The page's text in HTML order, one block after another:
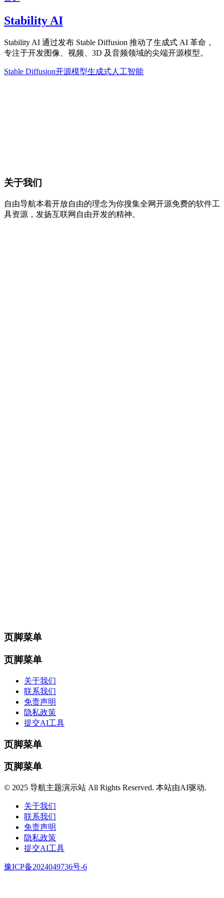
Stability AI
Stability AI 通过发布 Stable Diffusion 推动了生成式 AI 革命，
专注于开发图像、视频、3D 及音频领域的尖端开源模型。
Stable Diffusion开源模型生成式人工智能
关于我们
自由导航本着开放自由的理念为你搜集全网开源免费的软件工
具资源，发扬互联网自由开发的精神。
页脚菜单
页脚菜单
关于我们
联系我们
免责声明
隐私政策
提交AI工具
页脚菜单
页脚菜单
© 2025 导航主题演示站 All Rights Reserved. 本站由AI驱动.
关于我们
联系我们
免责声明
隐私政策
提交AI工具
豫ICP备2024049736号-6